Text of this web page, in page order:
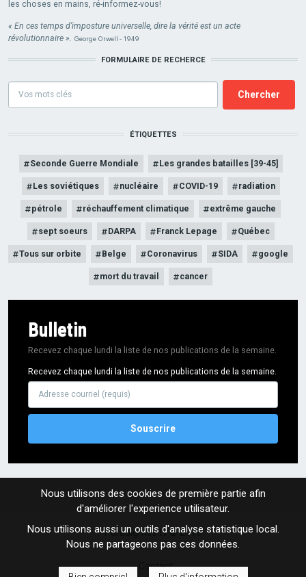
les choses en mains, ré-informez-vous!
« En ces temps d’imposture universelle, dire la vérité est un acte
révolutionnaire ». George Orwell - 1949
FORMULAIRE DE RECHERCE
recherce
ÉTIQUETTES
Seconde Guerre Mondiale Les grandes batailles [39-45]
Les soviétiques nucléaire COVID-19 radiation
pétrole réchauffement climatique extrême gauche
sept soeurs DARPA Franck Lepage Québec
Tous sur orbite Belge Coronavirus SIDA google
mort du travail cancer
Bulletin
Recevez chaque lundi la liste de nos publications de la semaine.
Recevez chaque lundi la liste de nos publications de la semaine.
courriel
Paradigmes.tv © 2019
Contact
Nous utilisons des cookies de première partie afin
d'améliorer l'experience utilisateur.
Nous utilisons aussi un outils d'analyse statistique local.
Nous ne partageons pas ces données.